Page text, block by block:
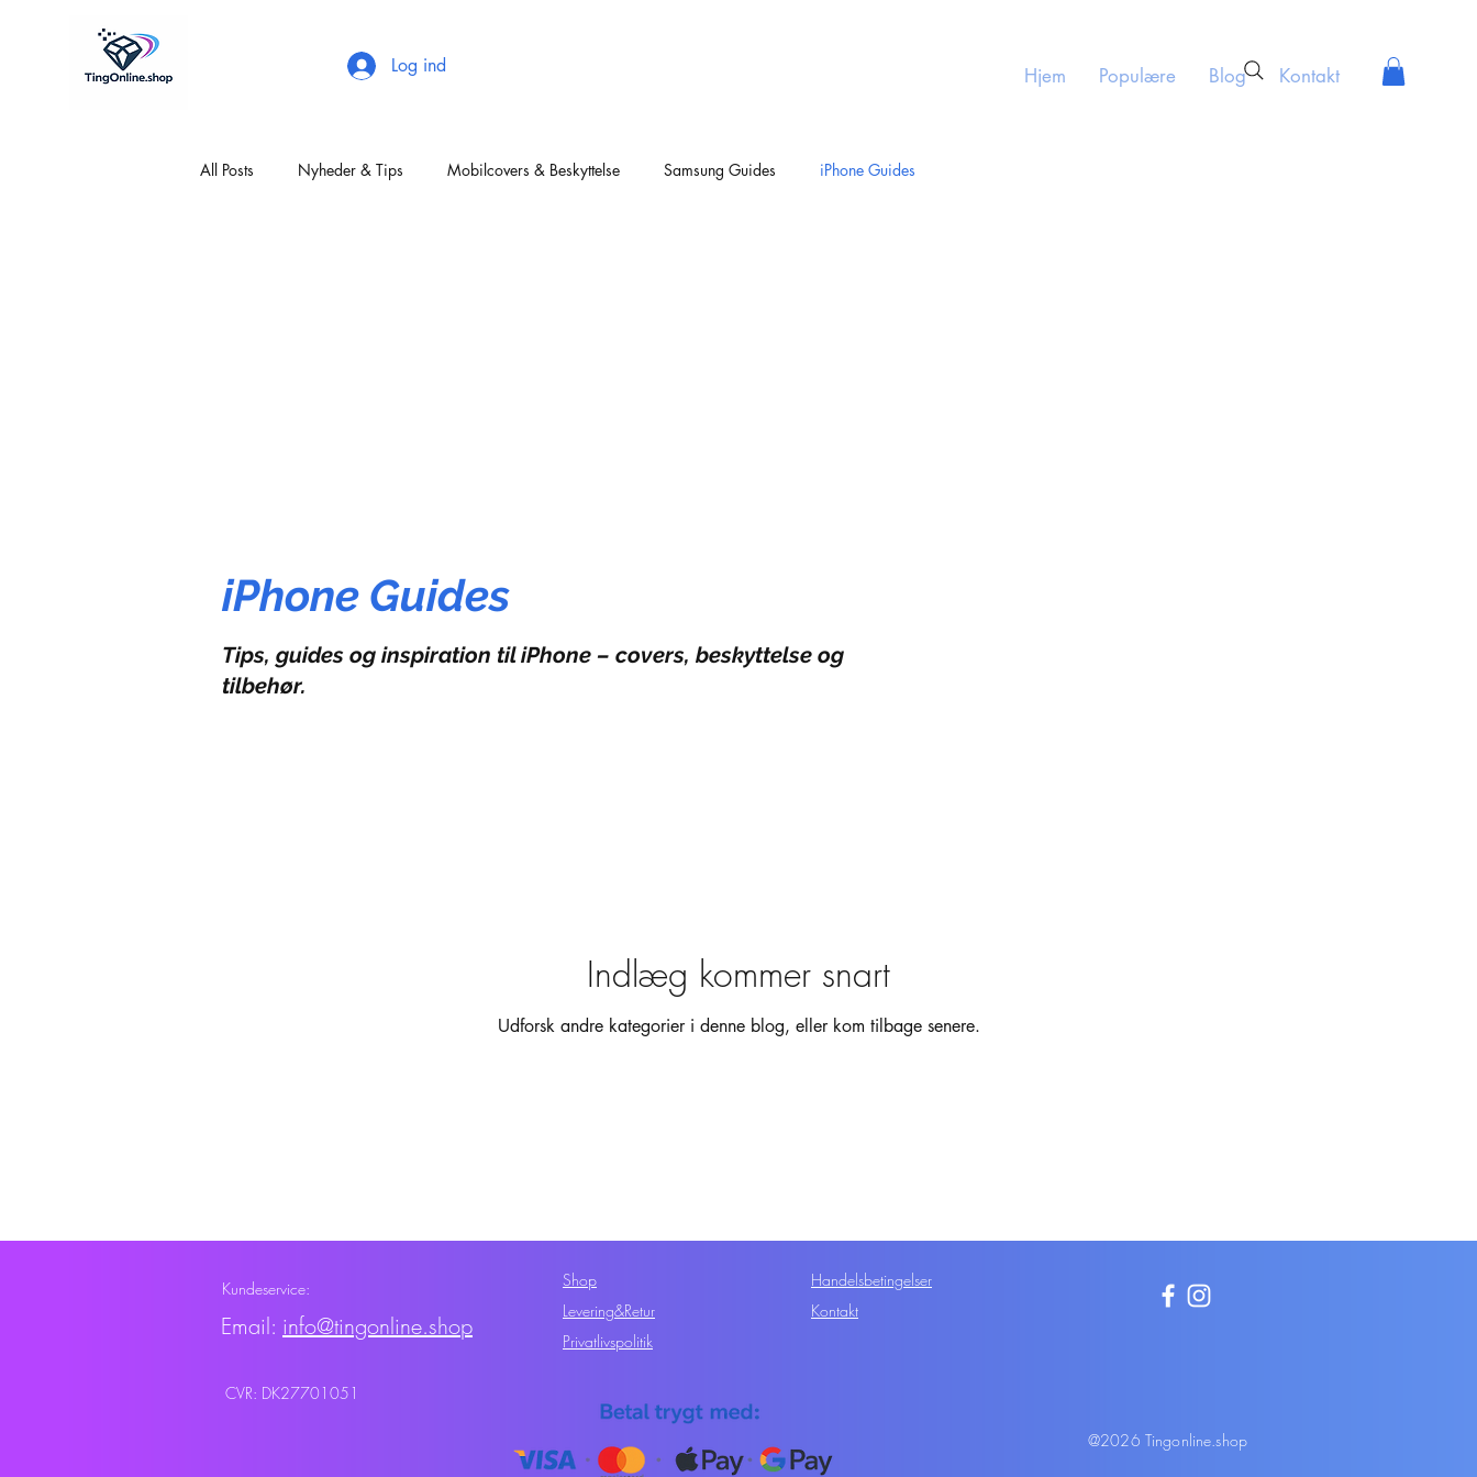
Log ind Hjem Populære Blog Kontakt
All Posts Nyheder & Tips Mobilcovers & Beskyttelse Samsung Guides iPhone Guides
iPhone Guides
Tips, guides og inspiration til iPhone – covers, beskyttelse og
tilbehør.
Indlæg kommer snart
Udforsk andre kategorier i denne blog, eller kom tilbage senere.
Kundeservice:
Email: info@tingonline.shop
Shop
Levering&Retur
Privatlivspolitik
Handelsbetingelser
Kontakt
CVR: DK27701051
@2026 Tingonline.shop